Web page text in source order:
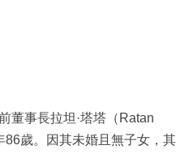
董事長拉坦·塔塔（Ratan
86歲。因其未婚且無子女，其